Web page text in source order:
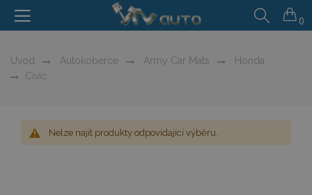
0
Úvod Autokoberce Army Car Mats
Honda
Civic
Nelze najít produkty odpovídající výběru.